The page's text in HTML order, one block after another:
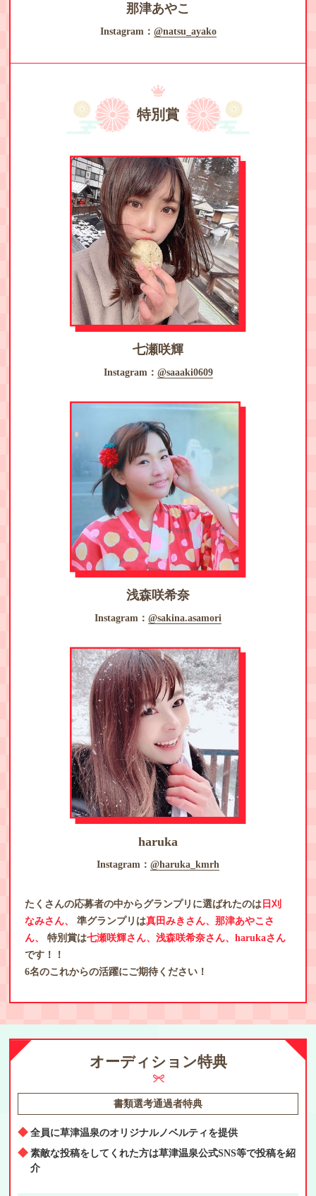
那津あやこ
Instagram： @natsu_ayako
特別賞
七瀬咲輝
Instagram： @saaaki0609
浅森咲希奈
Instagram： @sakina.asamori
haruka
Instagram： @haruka_kmrh
たくさんの応募者の中からグランプリに選ばれたのは 日刈
なみさん、
準グランプリは真田みきさん、那津あやこさ
ん、
特別賞は七瀬咲輝さん、浅森咲希奈さん、harukaさん
です！！
6名のこれからの活躍にご期待ください！
オーディション特典
書類選考通過者特典
全員に草津温泉のオリジナルノベルティを提供
素敵な投稿をしてくれた方は草津温泉公式SNS等で投稿を紹
介